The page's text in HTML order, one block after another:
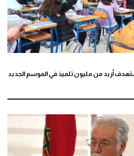
أزيد من مليون تلميذ في الموسم الجديد